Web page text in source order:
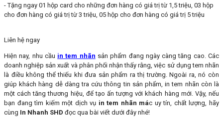
- Tặng ngay 01 hộp card cho những đơn hàng có giá trị từ 1,5 triệu, 03 hộp
cho đơn hàng có giá trị từ 3 triệu, 05 hộp cho đơn hàng có giá trị 5 triệu
Liên hệ ngay
Hiện nay, nhu cầu in tem nhãn sản phẩm đang ngày càng tăng cao. Các
doanh nghiệp sản xuất và phân phối nhận thấy rằng, việc sử dụng tem nhãn
là điều không thể thiếu khi đưa sản phẩm ra thị trường. Ngoài ra, nó còn
giúp khách hàng dễ dàng tra cứu thông tin sản phẩm, in tem nhãn còn là
một cách tăng thương hiệu, để tạo ấn tượng với khách hàng mới. Vậy, nếu
bạn đang tìm kiếm một dịch vụ in tem nhãn mác uy tín, chất lượng, hãy
cùng In Nhanh SHD đọc qua bài viết dưới đây nhé!